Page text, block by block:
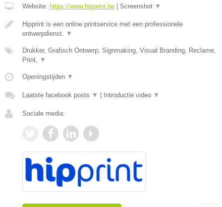
Website: https://www.hipprint.be | Screenshot ▼
Hipprint is een online printservice met een professionele
ontwerpdienst.
▼
Drukker, Grafisch Ontwerp, Signmaking, Visual Branding, Reclame,
Print,
▼
Openingstijden ▼
Laatste facebook posts ▼ | Introductie video ▼
Sociale media: